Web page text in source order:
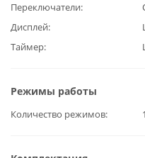
Переключатели
Дисплей
Таймер
Режимы работы
Количество режимов